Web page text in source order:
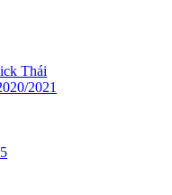
Thái
2021